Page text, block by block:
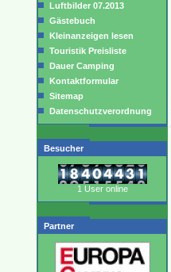
Luftbilder 07.2013
Gästebuch
Kleinanzeigen lesen
Touristik Preisliste
Dauer Camping
Kontaktformular
Sitemap
Datenschutzverordnung
Besucher
1 User online
Partner